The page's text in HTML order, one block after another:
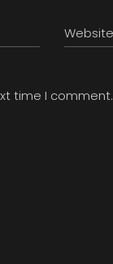
time I comment.